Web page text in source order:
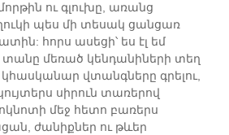
ու գլուխը, առանց
պես մի տեսակ ցանցառ
հորս ասեցի՝ ես էլ եմ
տանը մեռած կենդանիների տեղ
կհասկանար վտանգները գրելու,
սիրուն տառերով
մեջ հետո բառերս
ժանիքներ ու թևեր